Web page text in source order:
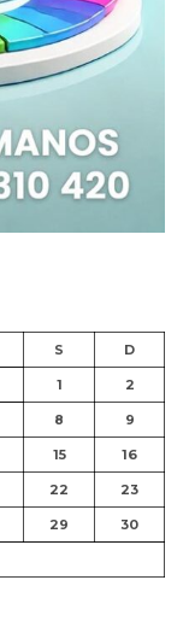
S D
1 2
8 9
15 16
22 23
29 30